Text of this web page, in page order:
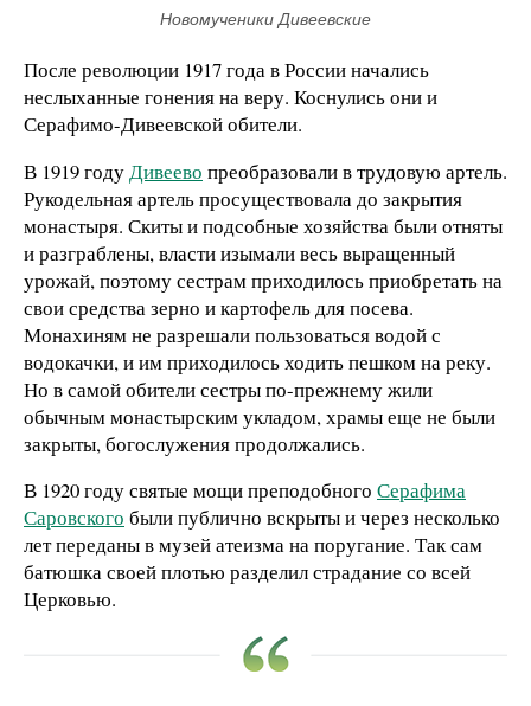
Новомученики Дивеевские
После революции 1917 года в России начались
неслыханные гонения на веру. Коснулись они и
Серафимо-Дивеевской обители.
В 1919 году Дивеево преобразовали в трудовую артель.
Рукодельная артель просуществовала до закрытия
монастыря. Скиты и подсобные хозяйства были отняты
и разграблены, власти изымали весь выращенный
урожай, поэтому сестрам приходилось приобретать на
свои средства зерно и картофель для посева.
Монахиням не разрешали пользоваться водой с
водокачки, и им приходилось ходить пешком на реку.
Но в самой обители сестры по-прежнему жили
обычным монастырским укладом, храмы еще не были
закрыты, богослужения продолжались.
В 1920 году святые мощи преподобного Серафима
Саровского были публично вскрыты и через несколько
лет переданы в музей атеизма на поругание. Так сам
батюшка своей плотью разделил страдание со всей
Церковью.